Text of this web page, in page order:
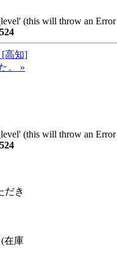
(this will throw an
524
[高知]
。 »
(this will throw an
524
だき
在庫